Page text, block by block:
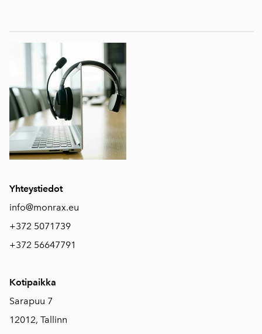
Yhteystiedot
info@monrax.eu
+372 5071739
+372 56647791
Kotipaikka
Sarapuu 7
12012, Tallinn